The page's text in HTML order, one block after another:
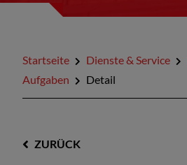
Startseite Dienste & Service
Aufgaben
Detail
ZURÜCK